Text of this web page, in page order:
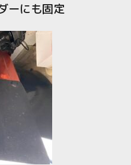
ーにも固定